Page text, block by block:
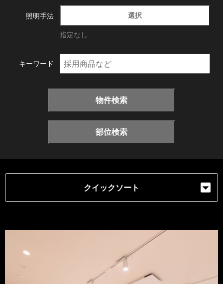
照明手法 選択
指定なし
キーワード
物件検索
部位検索
クイックソート